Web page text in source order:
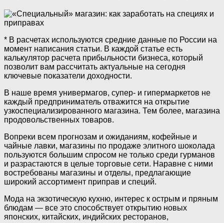
* В расчетах используются средние данные по России на
момент написания статьи. В каждой статье есть
калькулятор расчета прибыльности бизнеса, который
позволит вам рассчитать актуальные на сегодня
ключевые показатели доходности.
В наше время универмагов, супер- и гипермаркетов не
каждый предприниматель отважится на открытие
узкоспециализированного магазина. Тем более, магазина
продовольственных товаров.
Вопреки всем прогнозам и ожиданиям, кофейные и
чайные лавки, магазины по продаже элитного шоколада
пользуются большим спросом не только среди гурманов
и разрастаются в целые торговые сети. Наравне с ними
востребованы магазины и отделы, предлагающие
широкий ассортимент приправ и специй.
Мода на экзотическую кухню, интерес к острым и пряным
блюдам — все это способствует открытию новых
японских, китайских, индийских ресторанов,